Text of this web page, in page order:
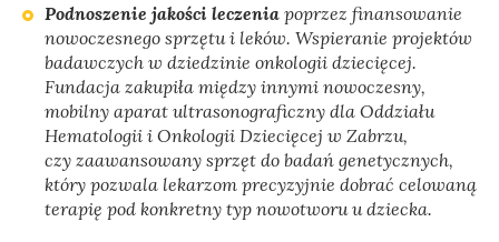
Podnoszenie jakości leczenia poprzez finansowanie
nowoczesnego sprzętu i leków. Wspieranie projektów
badawczych w dziedzinie onkologii dziecięcej.
Fundacja zakupiła między innymi nowoczesny,
mobilny aparat ultrasonograficzny dla Oddziału
Hematologii i Onkologii Dziecięcej w Zabrzu,
czy zaawansowany sprzęt do badań genetycznych,
który pozwala lekarzom precyzyjnie dobrać celowaną
terapię pod konkretny typ nowotworu u dziecka.